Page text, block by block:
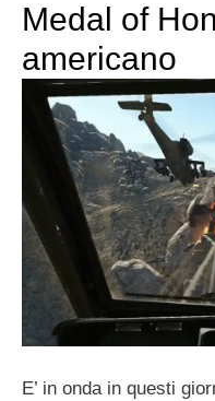
Medal of
americano
E’ in onda in questi